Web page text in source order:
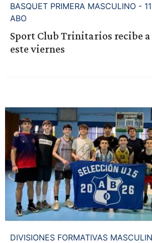
BASQUET PRIMERA MASCULINO -
ABO
Sport Club Trinitarios recibe
este viernes
DIVISIONES FORMATIVAS